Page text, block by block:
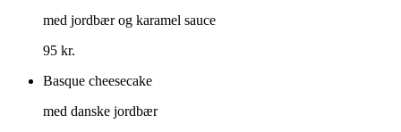
med jordbær og karamel sauce
95 kr.
Basque cheesecake
med danske jordbær